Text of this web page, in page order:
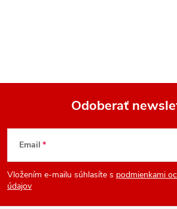
Z
á
p
Odoberať
Email
Vložením e-mailu súhlasíte s podmienkami
údajov